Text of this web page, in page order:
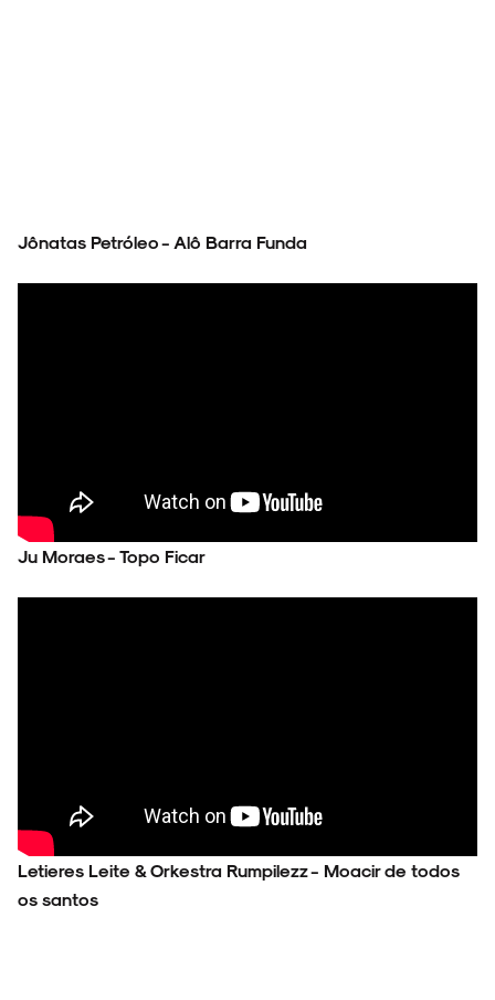
Jônatas Petróleo - Alô Barra Funda
Ju Moraes - Topo Ficar
Letieres Leite & Orkestra Rumpilezz - Moacir de todos
os santos